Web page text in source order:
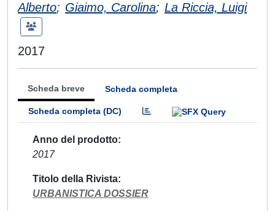
Alberto; Giaimo, Carolina; La Riccia, Luigi
2017
Scheda breve Scheda completa
Scheda completa (DC)
Anno del prodotto
2017
Titolo della Rivista
URBANISTICA DOSSIER